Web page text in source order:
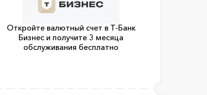
Откройте валютный счет в Т-Банк
Бизнес и получите 3 месяца
обслуживания бесплатно